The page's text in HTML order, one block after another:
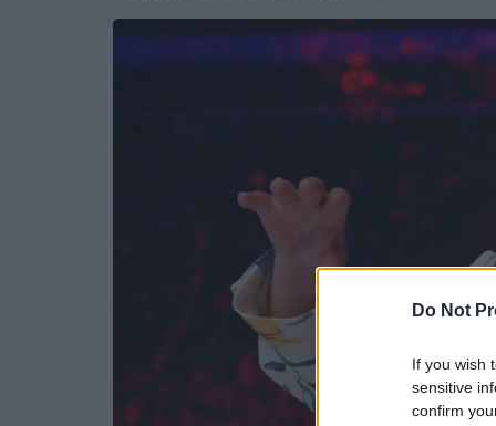
Do Not
If you wish
sensitive
confirm